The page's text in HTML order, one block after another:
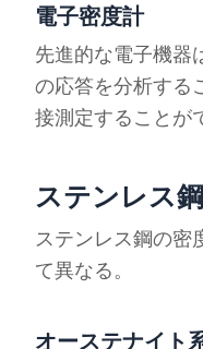
電子密度計
先進的な電子機器
の応答を分析する
接測定することが
ステンレス
ステンレス鋼の密
て異なる。
オーステナイト